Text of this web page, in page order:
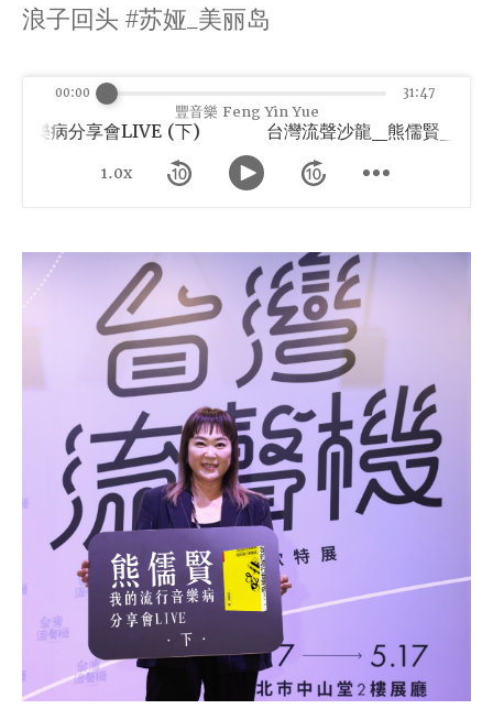
浪子回头 #苏娅_美丽岛
豐音樂 Feng Yin Yue
樂病分享會LIVE (下)
1.0x
00:00 31:47